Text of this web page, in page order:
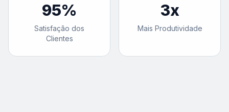
95%
Satisfação dos
Clientes
3x
Mais Produtividade